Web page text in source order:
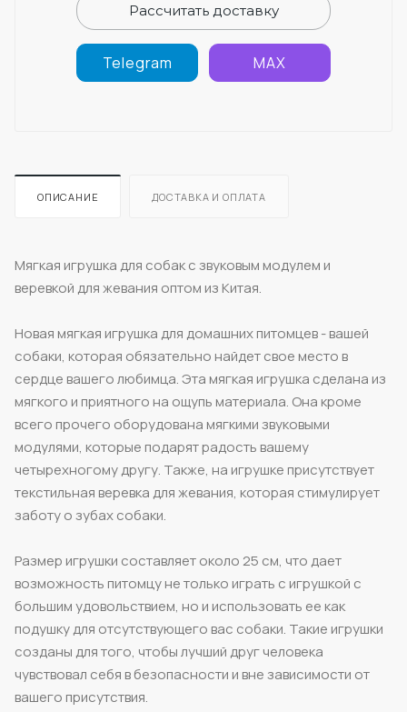
Рассчитать доставку
Telegram MAX
ОПИСАНИЕ ДОСТАВКА И ОПЛАТА
Мягкая игрушка для собак с звуковым модулем и
веревкой для жевания оптом из Китая.
Новая мягкая игрушка для домашних питомцев - вашей
собаки, которая обязательно найдет свое место в
сердце вашего любимца. Эта мягкая игрушка сделана из
мягкого и приятного на ощупь материала. Она кроме
всего прочего оборудована мягкими звуковыми
модулями, которые подарят радость вашему
четырехногому другу. Также, на игрушке присутствует
текстильная веревка для жевания, которая стимулирует
заботу о зубах собаки.
Размер игрушки составляет около 25 см, что дает
возможность питомцу не только играть с игрушкой с
большим удовольствием, но и использовать ее как
подушку для отсутствующего вас собаки. Такие игрушки
созданы для того, чтобы лучший друг человека
чувствовал себя в безопасности и вне зависимости от
вашего присутствия.